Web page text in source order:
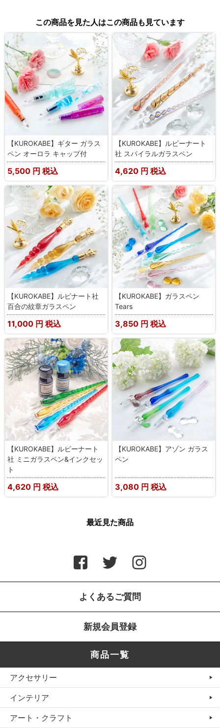
この商品を見た人はこの商品も見ています
【KUROKABE】ギター ガラス
ペン オーロラ キャップ付
5,500 円 税込
【KUROKABE】ルビーナート
社 スパイラルガラスペン
4,620 円 税込
【KUROKABE】ルビナート社
百合の紋章ガラスペン
11,000 円 税込
【KUROKABE】ガラスペン
Tears
3,850 円 税込
【KUROKABE】ルビーナート
社 ミニガラスペン&インクセッ
ト
4,620 円 税込
【KUROKABE】アゾン ガラス
ペン
3,080 円 税込
最近見た商品
よくあるご質問
新規会員登録
商品一覧
アクセサリー
インテリア
アート・クラフト